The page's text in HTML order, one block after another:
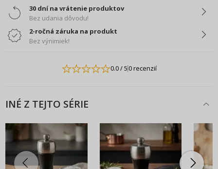
30 dní na vrátenie produktov
Bez udania dôvodu!
2-ročná záruka na produkt
Bez výnimiek!
0.0/ 50 recenzií
INÉ Z TEJTO SÉRIE